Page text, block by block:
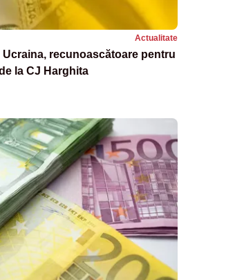
Actualitate
recunoascătoare pentru
la CJ Harghita